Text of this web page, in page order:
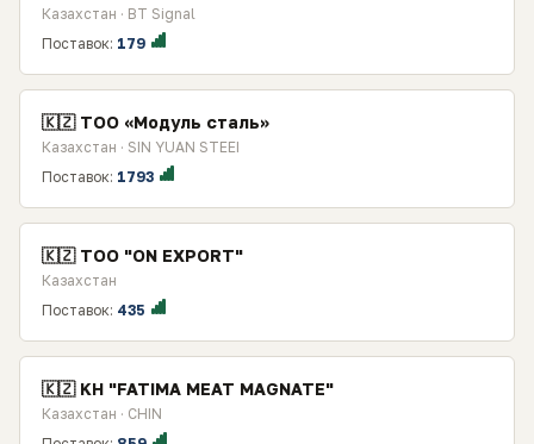
Казахстан · BT Signal
Поставок: 179
🇰🇿 ТОО «Модуль сталь»
Казахстан · SIN YUAN STEEI
Поставок: 1793
🇰🇿 ТОО "ON EXPORT"
Казахстан
Поставок: 435
🇰🇿 KH "FATIMA MEAT MAGNATE"
Казахстан · CHIN